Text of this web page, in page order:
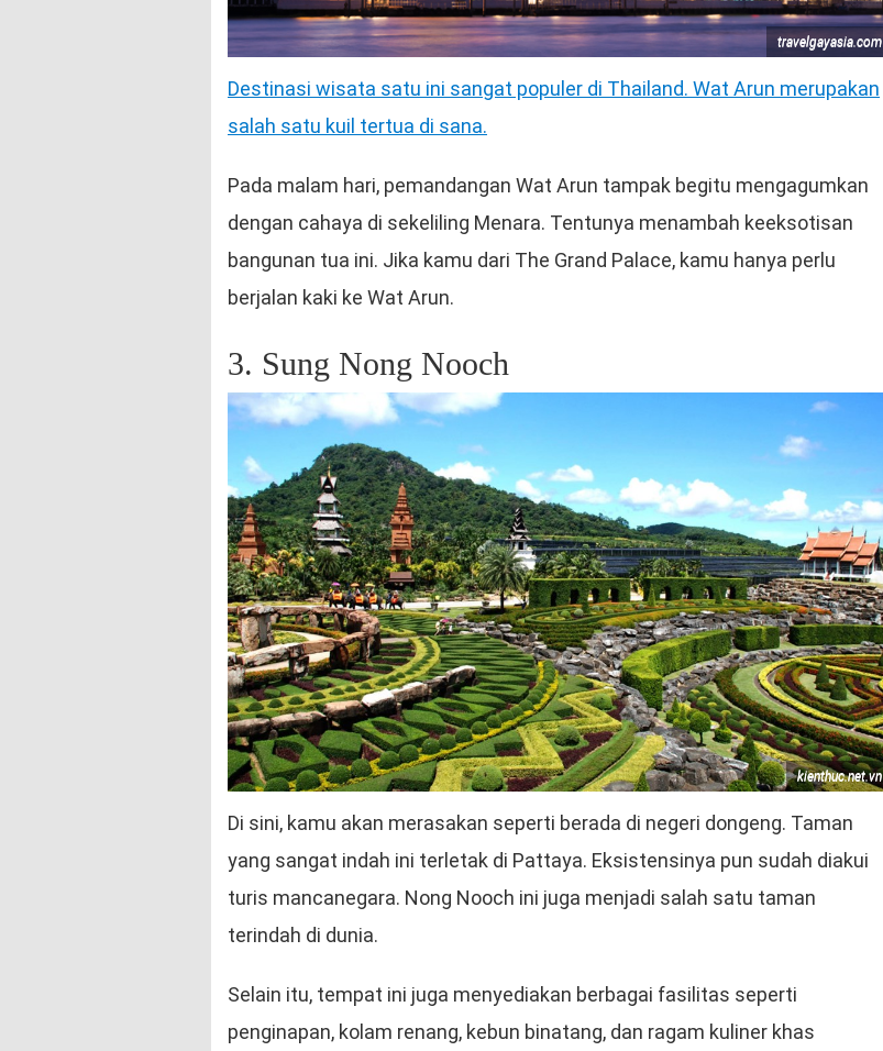
travelgayasia.com
Destinasi wisata satu ini sangat populer di Thailand. Wat Arun merupakan
salah satu kuil tertua di sana.
Pada malam hari, pemandangan Wat Arun tampak begitu mengagumkan
dengan cahaya di sekeliling Menara. Tentunya menambah keeksotisan
bangunan tua ini. Jika kamu dari The Grand Palace, kamu hanya perlu
berjalan kaki ke Wat Arun.
3. Sung Nong Nooch
kienthuc.net.vn
Di sini, kamu akan merasakan seperti berada di negeri dongeng. Taman
yang sangat indah ini terletak di Pattaya. Eksistensinya pun sudah diakui
turis mancanegara. Nong Nooch ini juga menjadi salah satu taman
terindah di dunia.
Selain itu, tempat ini juga menyediakan berbagai fasilitas seperti
penginapan, kolam renang, kebun binatang, dan ragam kuliner khas